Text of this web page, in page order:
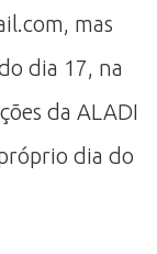
mas
dia 17, na
da ALADI
dia do